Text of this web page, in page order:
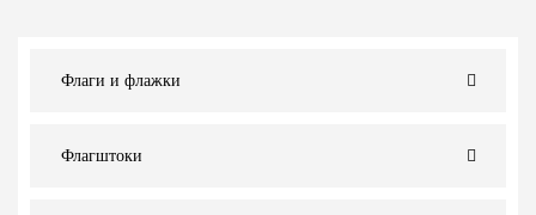
Флаги и флажки
Флагштоки